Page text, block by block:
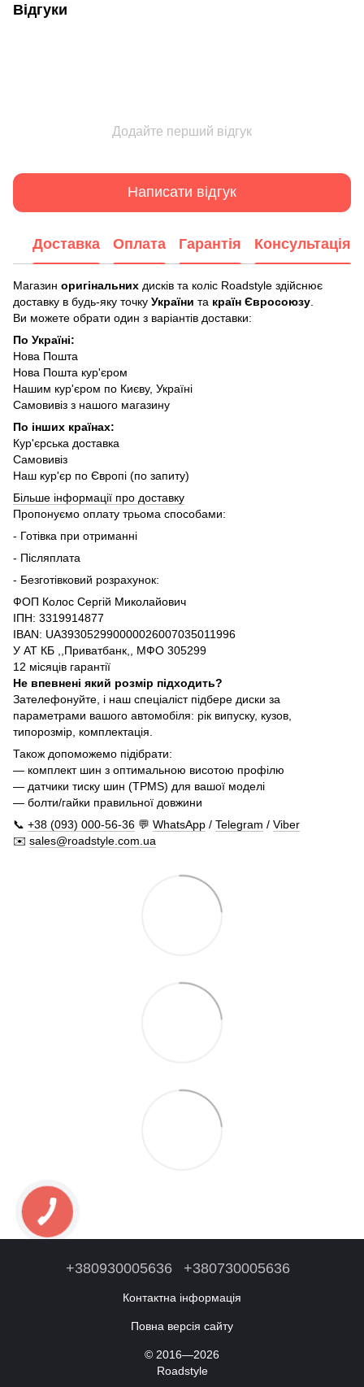
Відгуки
Додайте перший відгук
Написати відгук
Доставка Оплата Гарантія Консультація
Магазин оригінальних дисків та коліс Roadstyle здійснює
доставку в будь-яку точку України та країн Євросоюзу
Ви можете обрати один з варіантів доставки:
По Україні:
Нова Пошта
Нова Пошта кур'єром
Нашим кур'єром по Києву, Україні
Самовивіз з нашого магазину
По інших країнах:
Кур'єрська доставка
Самовивіз
Наш кур'єр по Європі (по запиту)
Більше інформації про доставку
Пропонуємо оплату трьома способами:
- Готівка при отриманні
- Післяплата
- Безготівковий розрахунок:
ФОП Колос Сергій Миколайович
ІПН: 3319914877
IBAN: UA393052990000026007035011996
У АТ КБ ,,Приватбанк,, МФО 305299
12 місяців гарантії
Не впевнені який розмір підходить?
Зателефонуйте, і наш спеціаліст підбере диски за
параметрами вашого автомобіля: рік випуску, кузов,
типорозмір, комплектація.
Також допоможемо підібрати:
— комплект шин з оптимальною висотою профілю
— датчики тиску шин (TPMS) для вашої моделі
— болти/гайки правильної довжини
📞 +38 (093) 000-56-36 💬 WhatsApp / Telegram / Viber
✉️ sales@roadstyle.com.ua
+380930005636 +380730005636
Контактна інформація
Повна версія сайту
© 2016—2026
Roadstyle